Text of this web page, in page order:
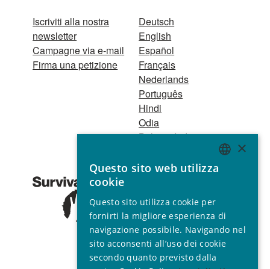
Iscriviti alla nostra
newsletter
Campagne via e-mail
Firma una petizione
Deutsch
English
Español
Français
Nederlands
Português
Hindi
Odia
Bahasa Indonesia
Registro Persone
1521 Registered
charity no. 267444 ©
2001 - 2026
Tutti i diritti riservati.
ENGLISH
SPANISH
FRENCH
ITALIAN
×
Questo sito web utilizza
cookie
Questo sito utilizza cookie per
fornirti la migliore esperienza di
navigazione possibile. Navigando nel
sito acconsenti all’uso dei cookie
secondo quanto previsto dalla